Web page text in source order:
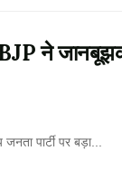
ने
पार्टी पर बड़ा...